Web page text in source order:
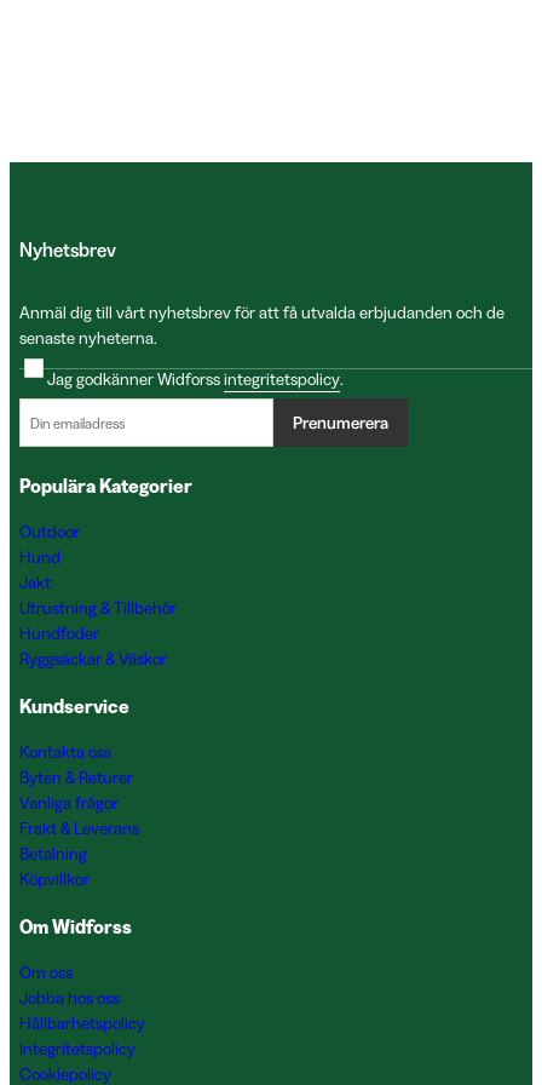
Nyhetsbrev
Anmäl dig till vårt nyhetsbrev för att få utvalda erbjudanden och de
senaste nyheterna.
Jag godkänner Widforssintegritetspolicy.
Prenumerera
Populära Kategorier
Outdoor
Hund
Jakt
Utrustning & Tillbehör
Hundfoder
Ryggsäckar & Väskor
Kundservice
Kontakta oss
Byten & Returer
Vanliga frågor
Frakt & Leverans
Betalning
Köpvillkor
Om Widforss
Om oss
Jobba hos oss
Hållbarhetspolicy
Integritetspolicy
Cookiepolicy